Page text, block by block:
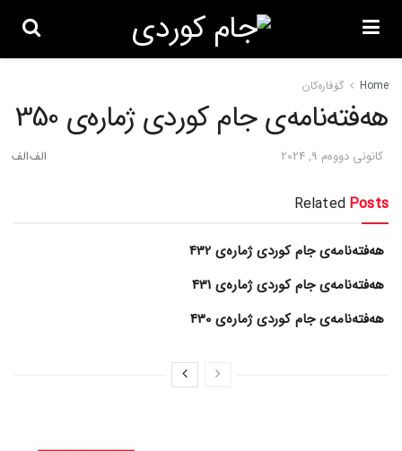
Home گۆڤاره‌کان
هەفتەنامەی جام کوردی ژمارەی 350
كانونی دووه‌م 9, 2024
Related Posts
هەفتەنامەی جام کوردی ژمارەی 432
هەفتەنامەی جام کوردی ژمارەی 431
هەفتەنامەی جام کوردی ژمارەی 430